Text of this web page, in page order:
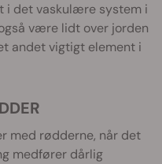
i det vaskulære system i
være lidt over jorden
andet vigtigt element i
med rødderne, når det
medfører dårlig